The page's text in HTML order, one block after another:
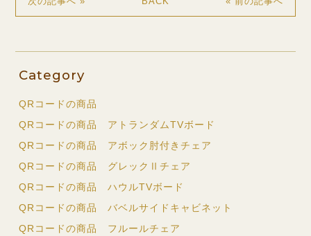
Category
QRコードの商品
QRコードの商品 アトランダムTVボード
QRコードの商品 アボック肘付きチェア
QRコードの商品 グレックⅡチェア
QRコードの商品 ハウルTVボード
QRコードの商品 バベルサイドキャビネット
QRコードの商品 フルールチェア